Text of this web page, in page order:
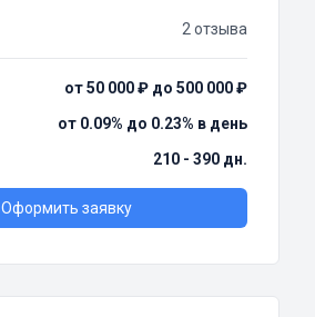
2 отзыва
от 50 000 ₽ до 500 000 ₽
от 0.09% до 0.23% в день
210 - 390 дн.
Оформить заявку